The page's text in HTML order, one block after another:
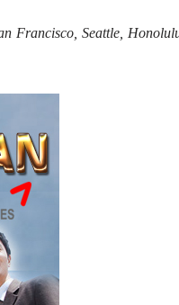
Francisco, Seattle,